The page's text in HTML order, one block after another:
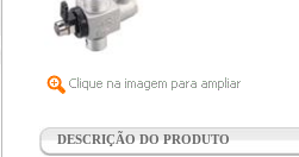
DESCRIÇÃO DO PRODUTO